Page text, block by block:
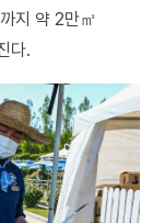
지 약 2만㎡
다.